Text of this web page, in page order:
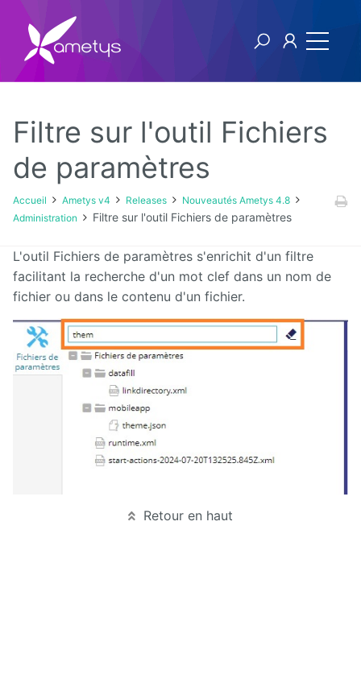
Ametys v4
Licence
Manuel
d'installation
d'exploitation
Manuel
d'administration
Manuel de
paramétrage
d'intégration
Filtre sur l'outil Fichiers
de paramètres
Accueil Ametys v4 Releases
Nouveautés Ametys 4.8
Administration
Filtre sur l'outil Fichiers de paramètres
L'outil Fichiers de paramètres s'enrichit d'un filtre
facilitant la recherche d'un mot clef dans un nom de
fichier ou dans le contenu d'un fichier.
Retour en haut